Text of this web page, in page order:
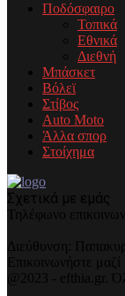
Ποδόσφαιρο
Τοπικά
Εθνικά
Διεθνή
Μπάσκετ
Βόλεϊ
Στίβος
Auto Moto
Άλλα σπορ
Στοίχημα
Σχετικά με εμάς
Τηλέφωνo
Διεύθυνση:
Επικοινωνήστε μαζί
@2023 - efthia.gr.